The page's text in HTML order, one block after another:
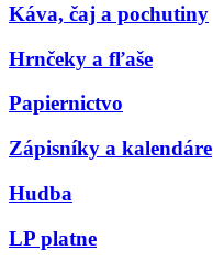
Káva, čaj a pochutiny
Hrnčeky a fľaše
Papiernictvo
Zápisníky a kalendáre
Hudba
LP platne